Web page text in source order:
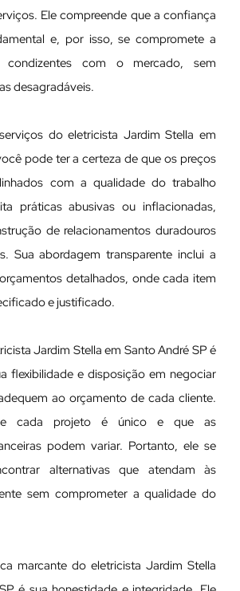
Ele compreende que a confiança
e, por isso, se compromete a
condizentes com o mercado, sem
desagradáveis.
do eletricista Jardim Stella em
pode ter a certeza de que os preços
com a qualidade do trabalho
práticas abusivas ou inflacionadas,
de relacionamentos duradouros
Sua abordagem transparente inclui a
detalhados, onde cada item
e justificado.
Jardim Stella em Santo André SP é
flexibilidade e disposição em negociar
ao orçamento de cada cliente.
cada projeto é único e que as
podem variar. Portanto, ele se
alternativas que atendam às
sem comprometer a qualidade do
marcante do eletricista Jardim Stella